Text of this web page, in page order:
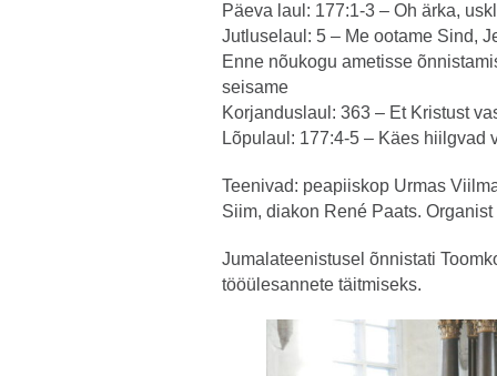
Päeva laul: 177:1-3 – Oh ärka,
Jutluselaul: 5 – Me ootame Sind,
Enne nõukogu ametisse
seisame
Korjanduslaul: 363 – Et Kristust
Lõpulaul: 177:4-5 – Käes hiilgvad
Teenivad: peapiiskop Urmas
Siim, diakon René Paats.
Jumalateenistusel õnnistati
tööülesannete täitmiseks.